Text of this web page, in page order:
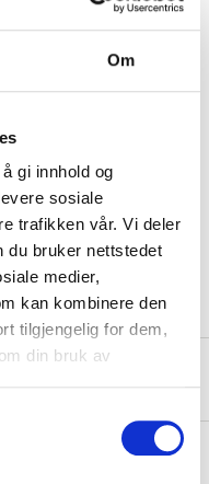
Om
gi innhold og
sosiale
trafikken vår. Vi deler
du bruker nettstedet
medier,
kan kombinere den
tilgjengelig for dem,
din bruk av
V
mAh
mm
luft